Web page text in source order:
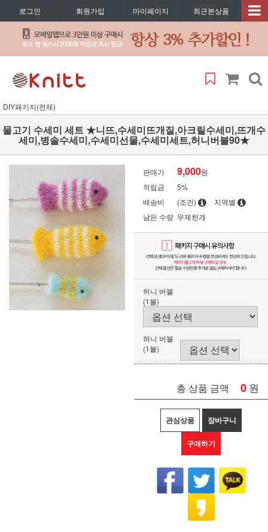
로그인 회원가입 마이페이지 최근본상품
DIY패키지(전체)
물고기 수세미 세트 ★니뜨,수세미뜨개질,아크릴수세미,뜨개수
세미,병솔수세미,수세미선물,수세미세트,허니버블90★
판매가 9,000원
적립금
5%
배송비
(조건)
지역별
남은 수량 무제한개
허니 버블
(1볼)
허니 버블
(1볼)
총 상품 금액 0 원
관심상품 장바구니
구매하기